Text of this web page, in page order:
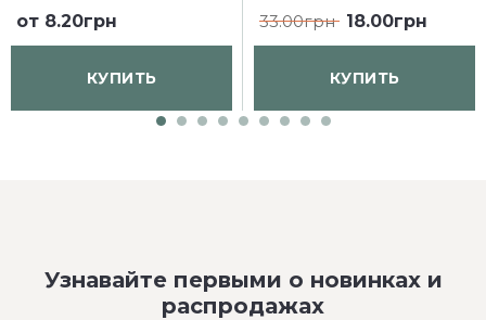
от 8.20грн
КУПИТЬ
33.00грн 18.00грн
КУПИТЬ
Узнавайте первыми о новинках и
распродажах